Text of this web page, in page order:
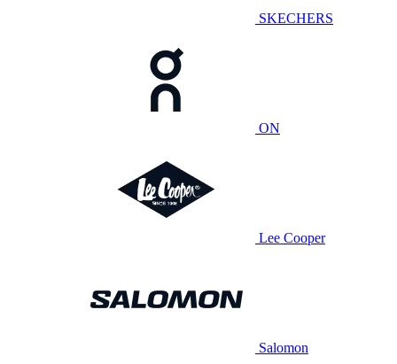
SKECHERS
ON
Lee Cooper
Salomon